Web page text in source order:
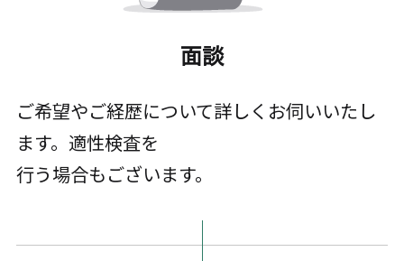
面談
ご希望やご経歴について詳しくお伺いいたし
ます。適性検査を
行う場合もございます。